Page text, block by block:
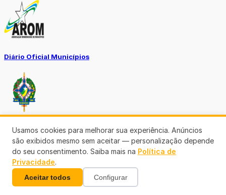
Diário Oficial Municípios
Diario Oficial Justiça
Usamos cookies para melhorar sua experiência. Anúncios
são exibidos mesmo sem aceitar — personalização depende
do seu consentimento. Saiba mais na Política de
Privacidade.
Aceitar todos Configurar